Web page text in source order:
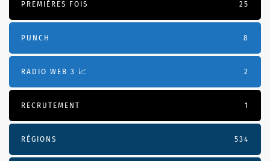
PREMIÈRES FOIS 25
PUNCH 8
RADIO WEB 3 📈 2
RECRUTEMENT 1
RÉGIONS 534